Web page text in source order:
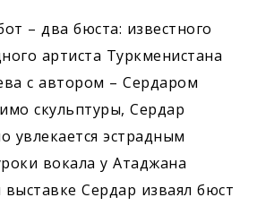
– два бюста: известного
артиста Туркменистана
с автором – Сердаром
скульптуры, Сердар
увлекается эстрадным
вокала у Атаджана
Сердар изваял бюст